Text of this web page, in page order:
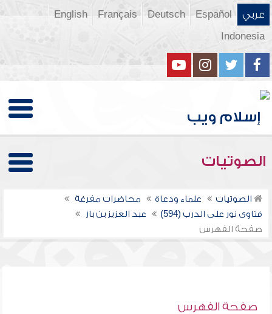
عربي Español
Deutsch
Français
English
Indonesia
الصوتيات
الصوتيات علماء ودعاة
محاضرات مفرغة
فتاوى نور على الدرب (594)
عبد العزيز بن باز
صفحة الفهرس
صفحة الفهرس